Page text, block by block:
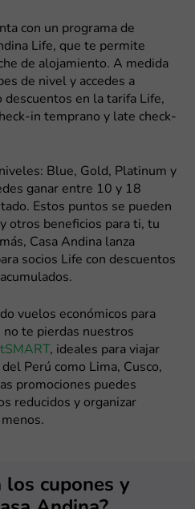
con un programa de
Life, que te permite
de alojamiento. A medida
de nivel y accedes a
descuentos en la tarifa Life,
in temprano y late check-
Blue, Gold, Platinum y
ganar entre 10 y 18
Estos puntos se pueden
otros beneficios para ti, tu
Casa Andina lanza
socios Life con descuentos
vuelos económicos para
te pierdas nuestros
, ideales para viajar
Perú como Lima, Cusco,
promociones puedes
reducidos y organizar
los cupones y